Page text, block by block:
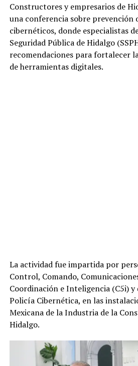
Constructores y empresarios de
una conferencia sobre prevención
cibernéticos, donde especialistas
Seguridad Pública de Hidalgo
recomendaciones para fortalecer
de herramientas digitales.
La actividad fue impartida por
Control, Comando,
Coordinación e Inteligencia (C5i) y
Policía Cibernética, en las
Mexicana de la Industria de la
Hidalgo.